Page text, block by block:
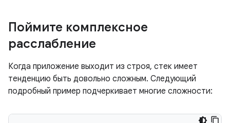
Поймите комплексное
расслабление
Когда приложение выходит из строя, стек имеет
тенденцию быть довольно сложным. Следующий
подробный пример подчеркивает многие сложности: